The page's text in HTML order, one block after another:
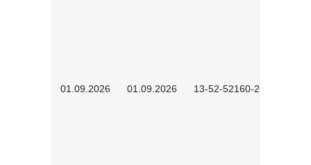
01.09.2026 01.09.2026 13-52-52160-2601